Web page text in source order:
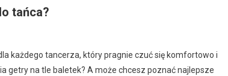
tańca?
każdego tancerza, który pragnie czuć się komfortowo i
getry na tle baletek? A może chcesz poznać najlepsze